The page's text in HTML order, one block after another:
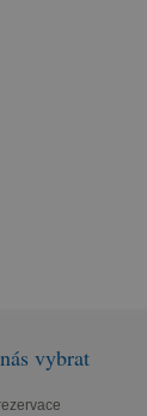
vybrat